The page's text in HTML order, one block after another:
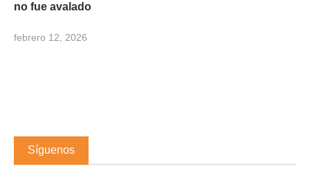
no fue avalado
febrero 12, 2026
Síguenos